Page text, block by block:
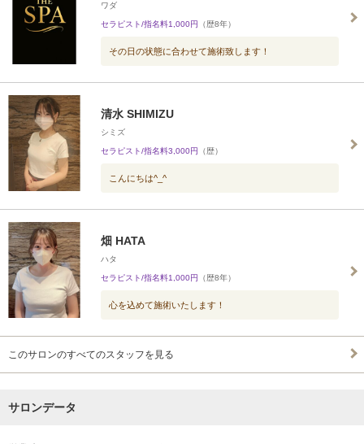
ワダ
セラピスト/指名料1,000円 （歴8年）
その日の状態に合わせて施術致します！
清水 SHIMIZU
シミズ
セラピスト/指名料3,000円 （歴）
こんにちは^_^
畑 HATA
ハタ
セラピスト/指名料1,000円 （歴8年）
心を込めて施術いたします！
このサロンのすべてのスタッフを見る
サロンデータ